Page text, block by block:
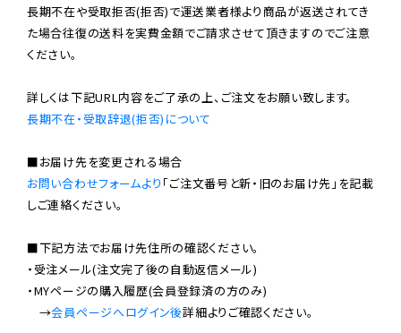
長期不在や受取拒否(拒否)で運送業者様より商品が返送されてき
た場合往復の送料を実費金額でご請求させて頂きますのでご注意
ください。
長期不在・受取辞退(拒否)について
お問い合わせフォームより 「ご注文番号と新・旧のお届け先」を記載
しご連絡ください。
■下記方法でお届け先住所の確認ください。
・受注メール(注文完了後の自動返信メール)
・MYページの購入履歴(会員登録済の方のみ)
→会員ページへログイン後詳細よりご確認ください。